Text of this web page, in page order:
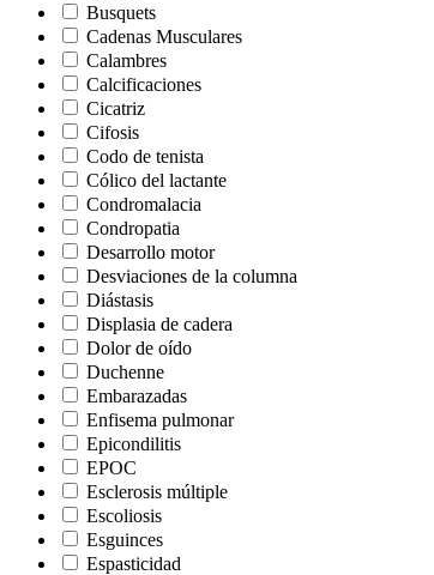
Busquets
Cadenas Musculares
Calambres
Calcificaciones
Cicatriz
Cifosis
Codo de tenista
Cólico del lactante
Condromalacia
Condropatia
Desarrollo motor
Desviaciones de la columna
Diástasis
Displasia de cadera
Dolor de oído
Duchenne
Embarazadas
Enfisema pulmonar
Epicondilitis
EPOC
Esclerosis múltiple
Escoliosis
Esguinces
Espasticidad